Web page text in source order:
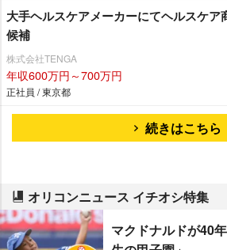
大手ヘルスケアメーカーにてヘルスケア
候補
株式会社TENGA
年収600万円～700万円
正社員 / 東京都
続きはこちら
オリコンニュース イチオシ特集
マクドナルドが40